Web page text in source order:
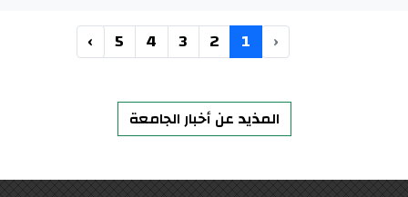
‹
1
2
3
4
5
›
المذيد عن أخبار الجامعة